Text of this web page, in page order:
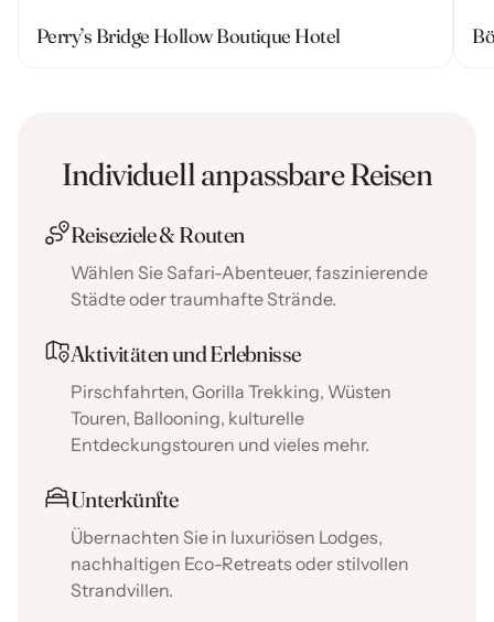
Perry’s Bridge Hollow Boutique Hotel
Individuell anpassbare Reisen
Reiseziele & Routen
Wählen Sie Safari-Abenteuer, faszinierende
Städte oder traumhafte Strände.
Aktivitäten und Erlebnisse
Pirschfahrten, Gorilla Trekking, Wüsten
Touren, Ballooning, kulturelle
Entdeckungstouren und vieles mehr.
Unterkünfte
Übernachten Sie in luxuriösen Lodges,
nachhaltigen Eco-Retreats oder stilvollen
Strandvillen.